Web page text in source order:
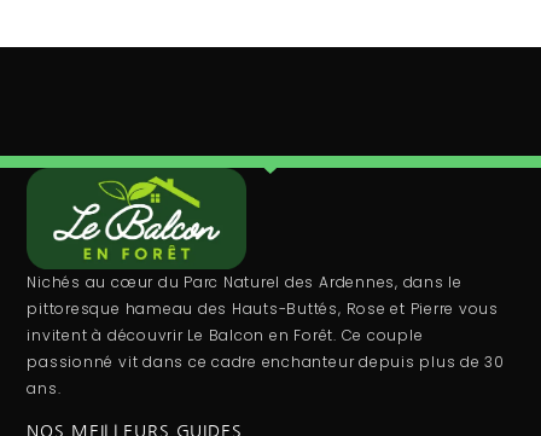
Nichés au cœur du Parc Naturel des Ardennes, dans le
pittoresque hameau des Hauts-Buttés, Rose et Pierre vous
invitent à découvrir Le Balcon en Forêt. Ce couple
passionné vit dans ce cadre enchanteur depuis plus de 30
ans.
NOS MEILLEURS GUIDES